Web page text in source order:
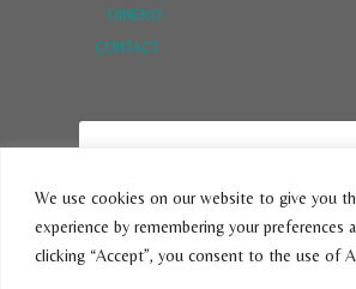
We use cookies on our website to give you
experience by remembering your preferences
clicking “Accept”, you consent to the use of
DINERO
CONTACT
SUBSCRIBE